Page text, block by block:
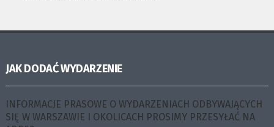
JAK DODAĆ WYDARZENIE
INFORMACJE PRASOWE O WYDARZENIACH ODBYWAJĄCYCH
SIĘ W WARSZAWIE I OKOLICACH PROSIMY PRZESYŁAĆ NA